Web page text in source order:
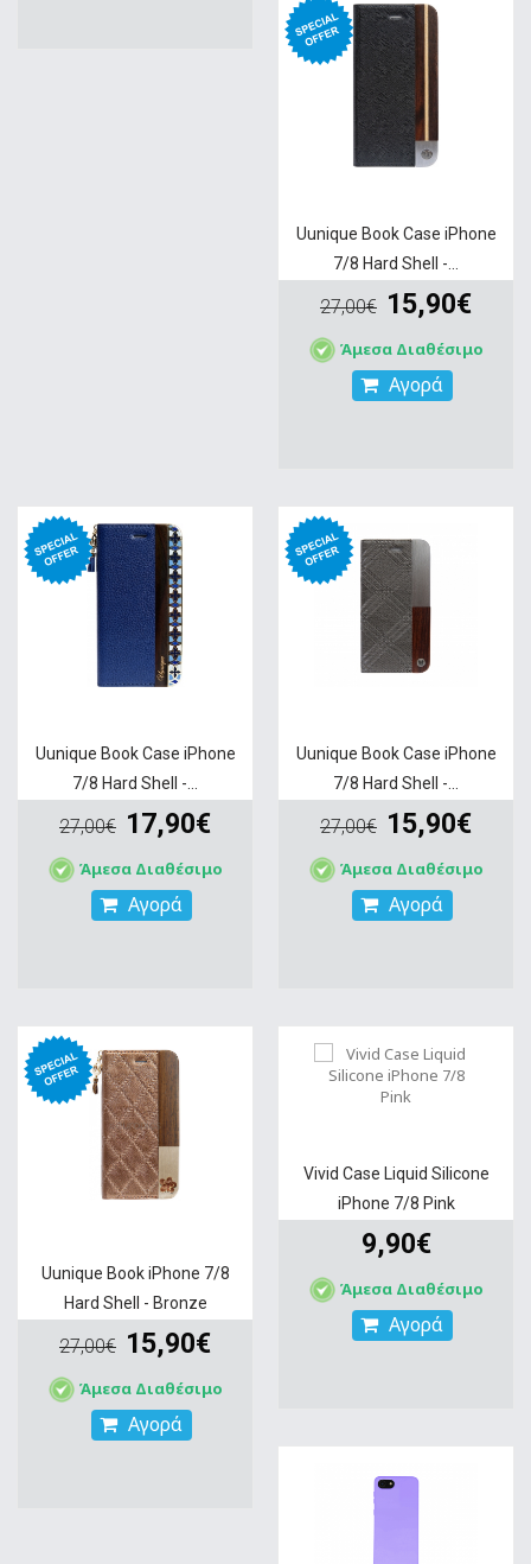
Uunique Book Case iPhone
7/8 Hard Shell -...
27,00€ 15,90€
Άμεσα Διαθέσιμο
Αγορά
Uunique Book Case iPhone
7/8 Hard Shell -...
27,00€ 17,90€
Άμεσα Διαθέσιμο
Αγορά
Uunique Book Case iPhone
7/8 Hard Shell -...
27,00€ 15,90€
Άμεσα Διαθέσιμο
Αγορά
Uunique Book iPhone 7/8
Hard Shell - Bronze
27,00€ 15,90€
Άμεσα Διαθέσιμο
Αγορά
Vivid Case Liquid Silicone
iPhone 7/8 Pink
9,90€
Άμεσα Διαθέσιμο
Αγορά